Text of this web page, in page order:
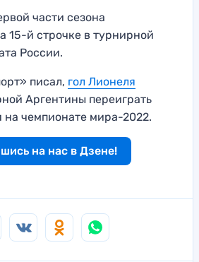
части сезона
15-й строчке в турнирной
России.
писал, гол Лионеля
Аргентины переиграть
чемпионате мира-2022.
на нас в Дзене!